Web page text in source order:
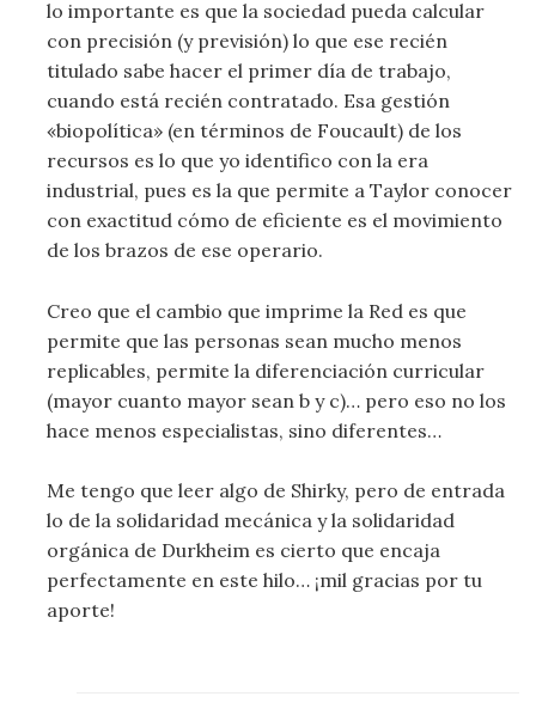
lo importante es que la sociedad pueda calcular
con precisión (y previsión) lo que ese recién
titulado sabe hacer el primer día de trabajo,
cuando está recién contratado. Esa gestión
«biopolítica» (en términos de Foucault) de los
recursos es lo que yo identifico con la era
industrial, pues es la que permite a Taylor conocer
con exactitud cómo de eficiente es el movimiento
de los brazos de ese operario.
Creo que el cambio que imprime la Red es que
permite que las personas sean mucho menos
replicables, permite la diferenciación curricular
(mayor cuanto mayor sean b y c)… pero eso no los
hace menos especialistas, sino diferentes…
Me tengo que leer algo de Shirky, pero de entrada
lo de la solidaridad mecánica y la solidaridad
orgánica de Durkheim es cierto que encaja
perfectamente en este hilo… ¡mil gracias por tu
aporte!